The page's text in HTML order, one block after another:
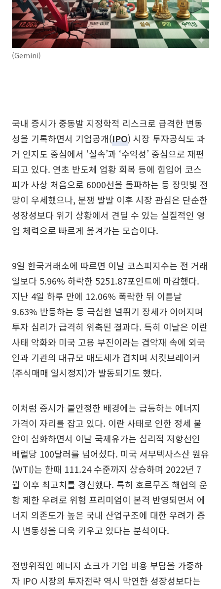
(Gemini)
국내 증시가 중동발 지정학적 리스크로 급격한 변동
성을 기록하면서 기업공개(IPO) 시장 투자공식도 과
거 인지도 중심에서 ‘실속’과 ‘수익성’ 중심으로 재편
되고 있다. 연초 반도체 업황 회복 등에 힘입어 코스
피가 사상 처음으로 6000선을 돌파하는 등 장밋빛 전
망이 우세했으나, 분쟁 발발 이후 시장 관심은 단순한
성장성보다 위기 상황에서 견딜 수 있는 실질적인 영
업 체력으로 빠르게 옮겨가는 모습이다.
9일 한국거래소에 따르면 이날 코스피지수는 전 거래
일보다 5.96% 하락한 5251.87포인트에 마감했다.
지난 4일 하루 만에 12.06% 폭락한 뒤 이튿날
9.63% 반등하는 등 극심한 널뛰기 장세가 이어지며
투자 심리가 급격히 위축된 결과다. 특히 이날은 이란
사태 악화와 미국 고용 부진이라는 겹악재 속에 외국
인과 기관의 대규모 매도세가 겹치며 서킷브레이커
(주식매매 일시정지)가 발동되기도 했다.
이처럼 증시가 불안정한 배경에는 급등하는 에너지
가격이 자리를 잡고 있다. 이란 사태로 인한 정세 불
안이 심화하면서 이날 국제유가는 심리적 저항선인
배럴당 100달러를 넘어섰다. 미국 서부텍사스산 원유
(WTI)는 한때 111.24 수준까지 상승하며 2022년 7
월 이후 최고치를 경신했다. 특히 호르무즈 해협의 운
항 제한 우려로 위험 프리미엄이 본격 반영되면서 에
너지 의존도가 높은 국내 산업구조에 대한 우려가 증
시 변동성을 더욱 키우고 있다는 분석이다.
전방위적인 에너지 쇼크가 기업 비용 부담을 가중하
자 IPO 시장의 투자전략 역시 막연한 성장성보다는